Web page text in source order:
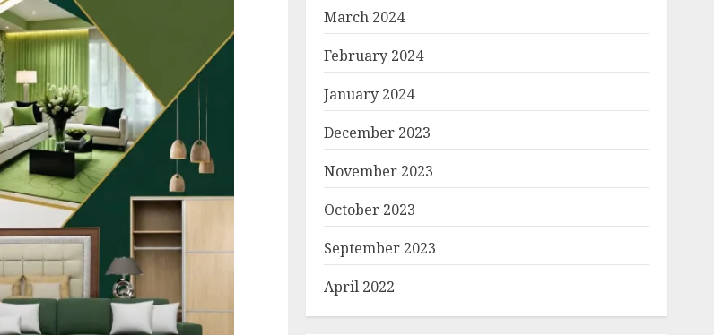
March 2024
February 2024
January 2024
December 2023
November 2023
October 2023
September 2023
April 2022